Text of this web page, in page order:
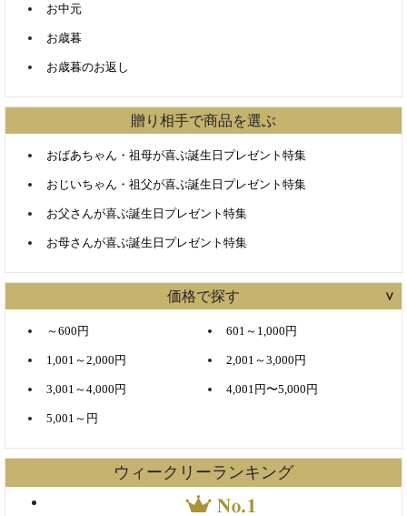
お中元
お歳暮
お歳暮のお返し
贈り相手で商品を選ぶ
おばあちゃん・祖母が喜ぶ誕生日プレゼント特集
おじいちゃん・祖父が喜ぶ誕生日プレゼント特集
お父さんが喜ぶ誕生日プレゼント特集
お母さんが喜ぶ誕生日プレゼント特集
価格で探す
～600円 601～1,000円
1,001～2,000円 2,001～3,000円
3,001～4,000円 4,001円〜5,000円
5,001～円
ウィークリーランキング